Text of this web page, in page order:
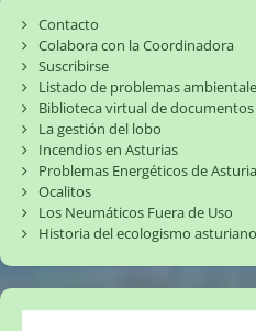
Contacto
Colabora con la Coordinadora
Suscribirse
Listado de problemas
Biblioteca virtual de documentos
La gestión del lobo
Incendios en Asturias
Problemas Energéticos de
Ocalitos
Los Neumáticos Fuera de Uso
Historia del ecologismo